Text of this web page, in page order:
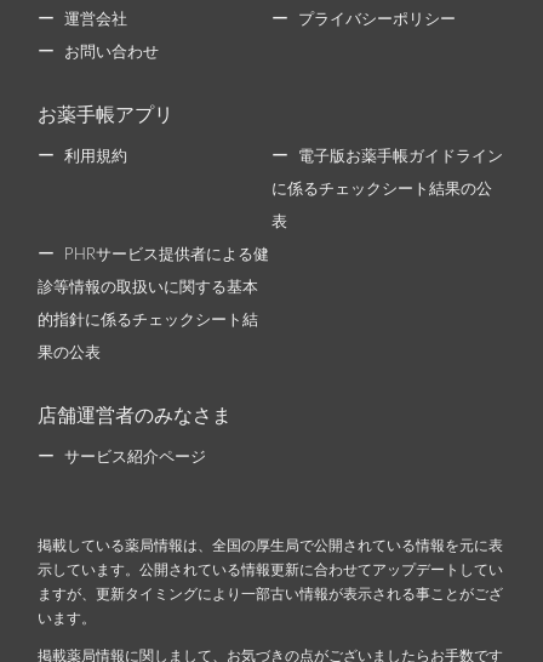
運営会社 プライバシーポリシー
お問い合わせ
お薬手帳アプリ
利用規約 電子版お薬手帳ガイドライン
に係るチェックシート結果の公
表
PHRサービス提供者による健
診等情報の取扱いに関する基本
的指針に係るチェックシート結
果の公表
店舗運営者のみなさま
サービス紹介ページ
掲載している薬局情報は、全国の厚生局で公開されている情報を元に表
示しています。公開されている情報更新に合わせてアップデートしてい
ますが、更新タイミングにより一部古い情報が表示される事ことがござ
います。
掲載薬局情報に関しまして、お気づきの点がございましたらお手数です